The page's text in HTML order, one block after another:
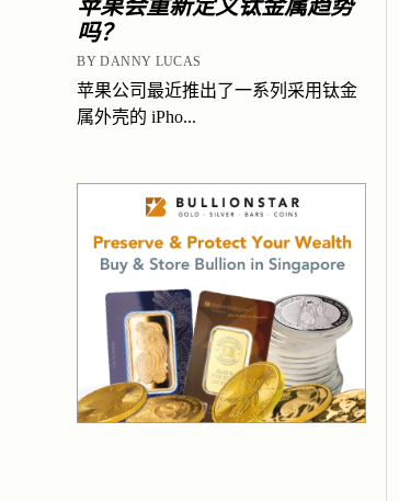
吗？
BY DANNY LUCAS
苹果公司最近推出了一系列采用钛金
属外壳的 iPho...